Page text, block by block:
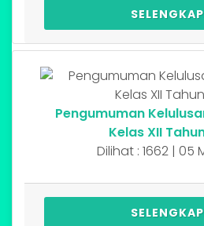
Pengumuman
Kelas XII
Dilihat : 1662 | 05